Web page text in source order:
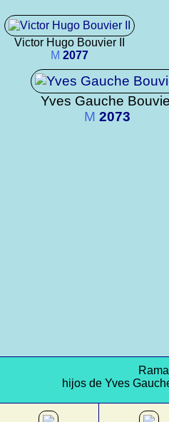
Victor Hugo Bouvier II
M 2077
Yves Gauche
M 2073
hijos de Yves